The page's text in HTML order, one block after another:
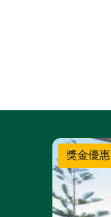
獎金優惠